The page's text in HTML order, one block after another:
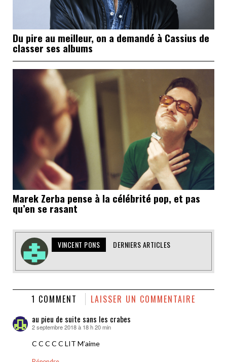
Du pire au meilleur, on a demandé à Cassius de
classer ses albums
Marek Zerba pense à la célébrité pop, et pas
qu’en se rasant
VINCENT PONS DERNIERS ARTICLES
1 COMMENT LAISSER UN COMMENTAIRE
au pieu de suite sans les crabes
dit :
2 septembre 2018 à 18 h 20 min
C C C C C LIT M’aime